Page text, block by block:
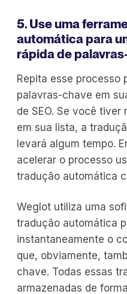
5. Use uma
automática para
rápida de
Repita esse processo
palavras-chave em
de SEO. Se você
em sua lista, a
levará algum tempo.
acelerar o processo
tradução automática
Weglot utiliza uma
tradução automática
instantaneamente o
que, obviamente,
chave. Todas essas
armazenadas de